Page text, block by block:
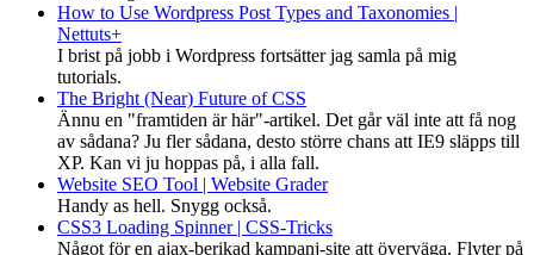
How to Use Wordpress Post Types and Taxonomies |
Nettuts+
I brist på jobb i Wordpress fortsätter jag samla på mig
tutorials.
The Bright (Near) Future of CSS
Ännu en "framtiden är här"-artikel. Det går väl inte att få nog
av sådana? Ju fler sådana, desto större chans att IE9 släpps till
XP. Kan vi ju hoppas på, i alla fall.
Website SEO Tool | Website Grader
Handy as hell. Snygg också.
CSS3 Loading Spinner | CSS-Tricks
Något för en ajax-berikad kampanj-site att överväga. Flyter på